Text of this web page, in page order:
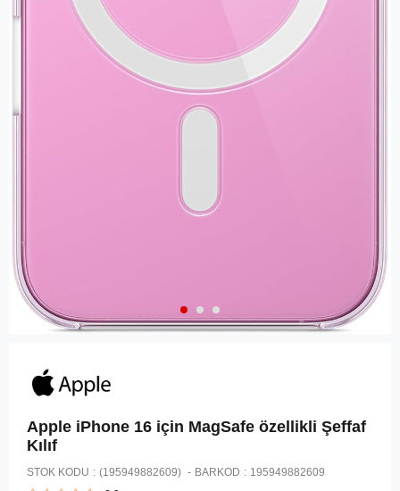
Apple iPhone 16 için MagSafe özellikli Şeffaf
Kılıf ​​​​​​​
STOK KODU (195949882609) BARKOD : 195949882609